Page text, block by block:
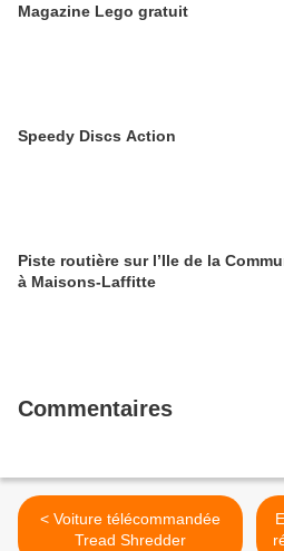
Magazine Lego gratuit
Speedy Discs Action
Piste routière sur l’Ile de la
à Maisons-Laffitte
Commentaires
< Voiture télécommandée
Tread Shredder